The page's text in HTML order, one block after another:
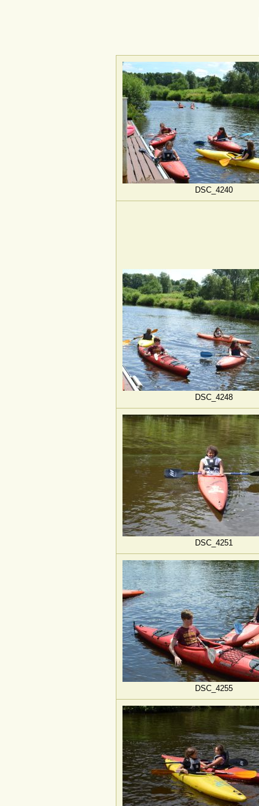
DSC_4240
DSC_4248
DSC_4251
DSC_4255